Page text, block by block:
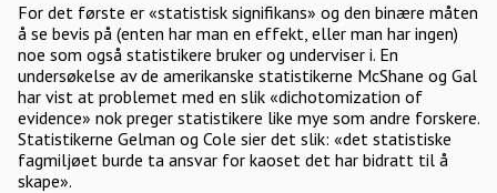
For det første er «statistisk signifikans» og den binære måten
å se bevis på (enten har man en effekt, eller man har ingen)
noe som også statistikere bruker og underviser i. En
undersøkelse av de amerikanske statistikerne McShane og Gal
har vist at problemet med en slik «dichotomization of
evidence» nok preger statistikere like mye som andre forskere.
Statistikerne Gelman og Cole sier det slik: «det statistiske
fagmiljøet burde ta ansvar for kaoset det har bidratt til å
skape».